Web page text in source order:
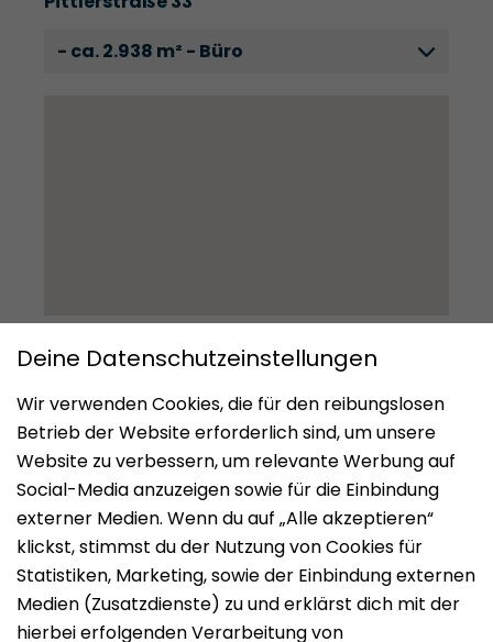
- ca. 2.938 m² - Büro
Impressum
Datenschutz